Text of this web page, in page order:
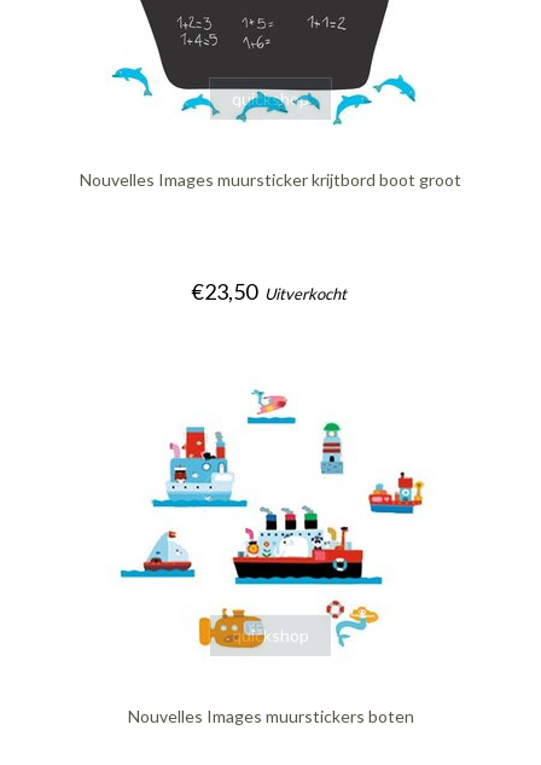
quickshop
Nouvelles Images muursticker krijtbord boot groot
€23,50 Uitverkocht
quickshop
Nouvelles Images muurstickers boten